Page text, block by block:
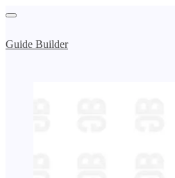
Guide Builder